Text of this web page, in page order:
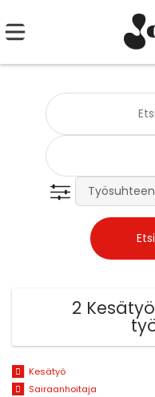
2
Kesätyö
Sairaanhoitaja